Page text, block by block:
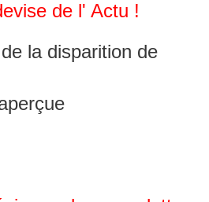
de l' Actu !
la disparition de